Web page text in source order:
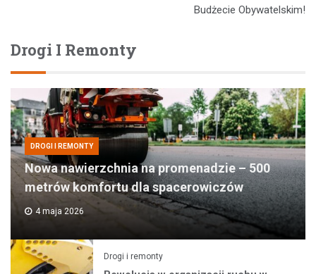
Budżecie Obywatelskim!
Drogi I Remonty
DROGI I REMONTY
Nowa nawierzchnia na promenadzie – 500
metrów komfortu dla spacerowiczów
4 maja 2026
Drogi i remonty